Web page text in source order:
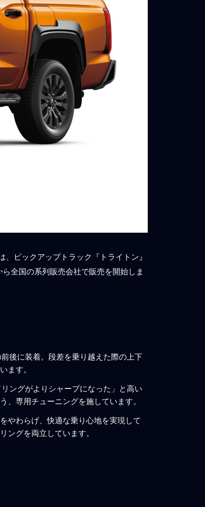
ピックアップトラック『トライトン』
全国の系列販売会社で販売を開始しま
後に装着。段差を乗り越えた際の上下
ます。
ングがよりシャープになった」と高い
専用チューニングを施しています。
やわらげ、快適な乗り心地を実現して
ングを両立しています。